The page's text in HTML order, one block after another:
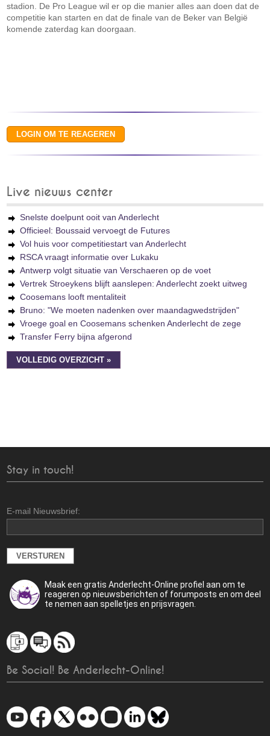
stadion. De Pro League wil er op die manier alles aan doen dat de
competitie kan starten en dat de finale van de Beker van België
komende zaterdag kan doorgaan.
Live nieuws center
Snelste doelpunt ooit van Anderlecht
Officieel: Boussaid vervoegt de Futures
Vol huis voor competitiestart van Anderlecht
RSCA vraagt informatie over Lukaku
Antwerp volgt situatie van Verschaeren op de voet
Vertrek Stroeykens blijft aanslepen: Anderlecht zoekt uitweg
Coosemans looft mentaliteit
Bruno: "We moeten nadenken over maandagwedstrijden"
Vroege goal en Coosemans schenken Anderlecht de zege
Transfer Ferry bijna afgerond
VOLLEDIG OVERZICHT »
Stay in touch!
E-mail Nieuwsbrief:
Maak een gratis Anderlecht-Online profiel aan om te
reageren op nieuwsberichten of forumposts en om deel
te nemen aan spelletjes en prijsvragen.
Be Social! Be Anderlecht-Online!